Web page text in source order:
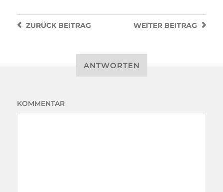
WEITER BEITRAG
ZURÜCKBEITRAG
ANTWORTEN
KOMMENTAR